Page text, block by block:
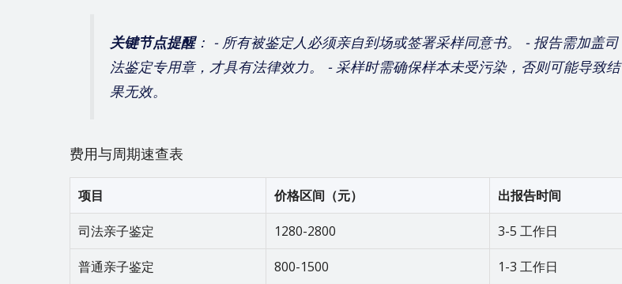
关键节点提醒： - 所有被鉴定人必须亲自到场或签署采样同意书。 - 报告需加盖司
法鉴定专用章，才具有法律效力。 - 采样时需确保样本未受污染，否则可能导致结
果无效。
费用与周期速查表
项目 价格区间（元） 出报告时间
司法亲子鉴定 1280-2800 3-5 工作日
普通亲子鉴定 800-1500 1-3 工作日